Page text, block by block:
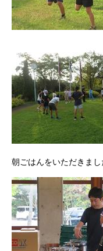
朝ごはんをいただきまし